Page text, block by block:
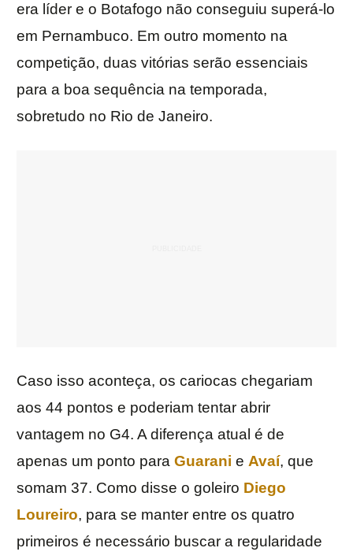
era líder e o Botafogo não conseguiu superá-lo
em Pernambuco. Em outro momento na
competição, duas vitórias serão essenciais
para a boa sequência na temporada,
sobretudo no Rio de Janeiro.
Caso isso aconteça, os cariocas chegariam
aos 44 pontos e poderiam tentar abrir
vantagem no G4. A diferença atual é de
apenas um ponto para Guarani e Avaí, que
somam 37. Como disse o goleiro Diego
Loureiro, para se manter entre os quatro
primeiros é necessário buscar a regularidade